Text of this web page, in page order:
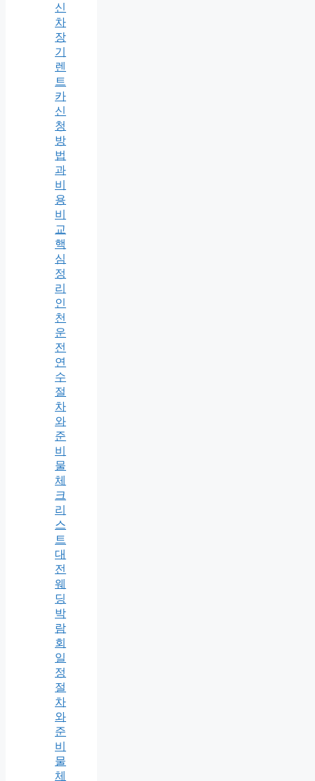
신
차
장
기
렌
트
카
신
청
방
법
과
비
용
비
교
핵
심
정
리
인
천
운
전
연
수
절
차
와
준
비
물
체
크
리
스
트
대
전
웨
딩
박
람
회
일
정
절
차
와
준
비
물
체